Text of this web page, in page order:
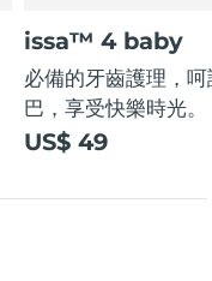
issa™ 4 baby
必備的牙齒護理，
巴，享受快樂時光。
US$ 49